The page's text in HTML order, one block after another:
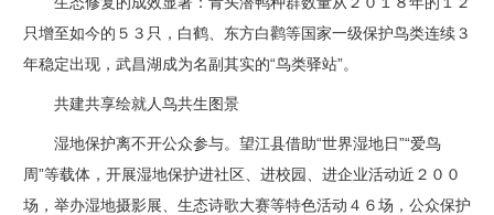
只增至如今的５３只，白鹤、东方白鹳等国家一级保护鸟类连续３
年稳定出现，武昌湖成为名副其实的“鸟类驿站”。
共建共享绘就人鸟共生图景
湿地保护离不开公众参与。望江县借助“世界湿地日”“爱鸟
周”等载体，开展湿地保护进社区、进校园、进企业活动近２００
场，举办湿地摄影展、生态诗歌大赛等特色活动４６场，公众保护